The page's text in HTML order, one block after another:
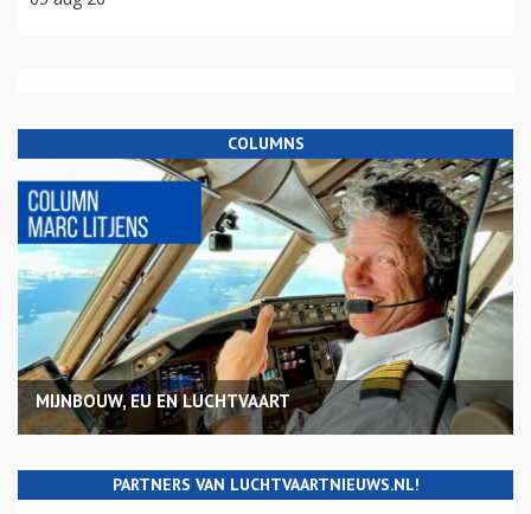
COLUMNS
MIJNBOUW, EU EN LUCHTVAART
PARTNERS VAN LUCHTVAARTNIEUWS.NL!